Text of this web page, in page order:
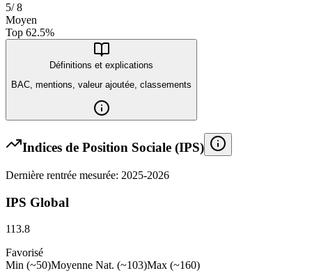
5/8
Moyen
Top 62.5%
Définitions et explications
BAC, mentions, valeur ajoutée, classements
Indices de Position Sociale (IPS)
Dernière rentrée mesurée: 2025-2026
IPS Global
113.8
Favorisé
Min (~50)Moyenne Nat. (~103)Max (~160)